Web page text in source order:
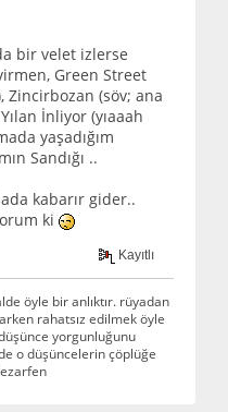
bir velet izlerse
Green Street
Zincirbozan (söv; ana
İnliyor (yıaaah
yaşadığım
Sandığı ..
kabarır gider..
ki
Kayıtlı
öyle bir anlıktır. rüyadan
rahatsız edilmek öyle
yorgunluğunu
o düşüncelerin çöplüğe